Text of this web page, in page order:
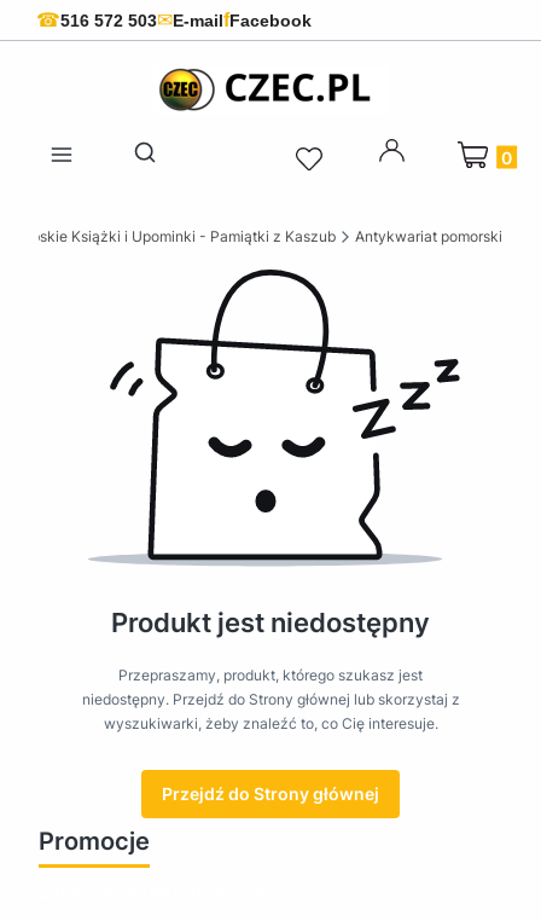
☎516 572 503✉E-mailfFacebook
Otwórz wyszukiwarkę
Produkty
Książki i Upominki - Pamiątki z Kaszub Antykwariat pomorski
Produkt jest niedostępny
Przepraszamy, produkt, którego szukasz jest
niedostępny. Przejdź do Strony głównej lub skorzystaj z
wyszukiwarki, żeby znaleźć to, co Cię interesuje.
Przejdź do Strony głównej
Promocje